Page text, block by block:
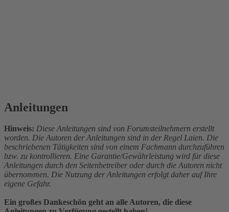
Anleitungen
Hinweis: Diese Anleitungen sind von Forumsteilnehmern erstellt
worden. Die Autoren der Anleitungen sind in der Regel Laien. Die
beschriebenen Tätigkeiten sind von einem Fachmann durchzuführen
bzw. zu kontrollieren. Eine Garantie/Gewährleistung wird für diese
Anleitungen durch den Seitenbetreiber oder durch die Autoren nicht
übernommen. Die Nutzung der Anleitungen erfolgt daher auf Ihre
eigene Gefahr.
Ein großes Dankeschön geht an alle Autoren, die diese